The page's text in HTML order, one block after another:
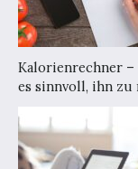
Kalorienrechner –
es sinnvoll, ihn zu